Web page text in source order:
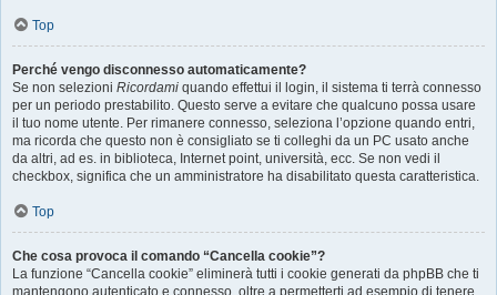
Top
Perché vengo disconnesso automaticamente?
Se non selezioni Ricordami quando effettui il login, il sistema ti terrà connesso
per un periodo prestabilito. Questo serve a evitare che qualcuno possa usare
il tuo nome utente. Per rimanere connesso, seleziona l’opzione quando entri,
ma ricorda che questo non è consigliato se ti colleghi da un PC usato anche
da altri, ad es. in biblioteca, Internet point, università, ecc. Se non vedi il
checkbox, significa che un amministratore ha disabilitato questa caratteristica.
Top
Che cosa provoca il comando “Cancella cookie”?
La funzione “Cancella cookie” eliminerà tutti i cookie generati da phpBB che ti
mantengono autenticato e connesso, oltre a permetterti ad esempio di tenere